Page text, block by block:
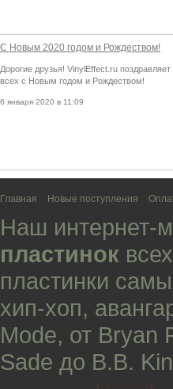
С Новым 2020 годом и Рождеством!
Дорогие друзья! VinylEffect.ru поздравляет
всех с Новым годом и Рождеством!
6 января 2020 в 11:09
Главная Новые поступления
Наш интернет-
пластинок
пластинки
хип-хоп,
Mode, от Bryan
Sade до B.B.